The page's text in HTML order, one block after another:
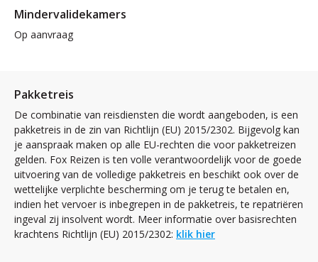
Mindervalidekamers
Op aanvraag
Pakketreis
De combinatie van reisdiensten die wordt aangeboden, is een
pakketreis in de zin van Richtlijn (EU) 2015/2302. Bijgevolg kan
je aanspraak maken op alle EU-rechten die voor pakketreizen
gelden. Fox Reizen is ten volle verantwoordelijk voor de goede
uitvoering van de volledige pakketreis en beschikt ook over de
wettelijke verplichte bescherming om je terug te betalen en,
indien het vervoer is inbegrepen in de pakketreis, te repatriëren
ingeval zij insolvent wordt. Meer informatie over basisrechten
krachtens Richtlijn (EU) 2015/2302: klik hier